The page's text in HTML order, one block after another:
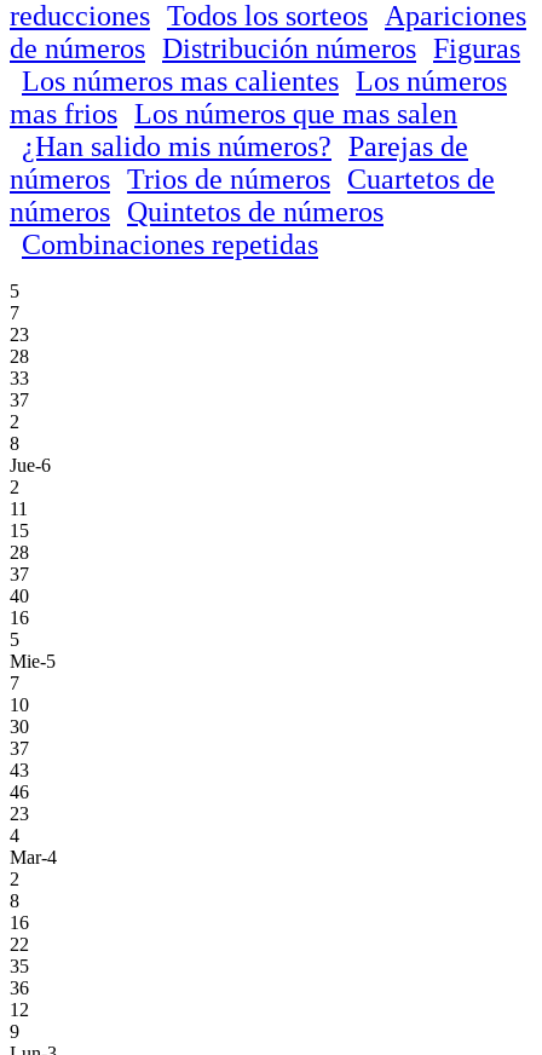
reducciones Todos los sorteos
Apariciones
de números Distribución números Figuras
Los números mas calientes Los números
mas frios Los números que mas salen
¿Han salido mis números? Parejas de
números Trios de números Cuartetos de
números Quintetos de números
Combinaciones repetidas
5
7
23
28
33
37
2
8
Jue-6
2
11
15
28
37
40
16
5
Mie-5
7
10
30
37
43
46
23
4
Mar-4
2
8
16
22
35
36
12
9